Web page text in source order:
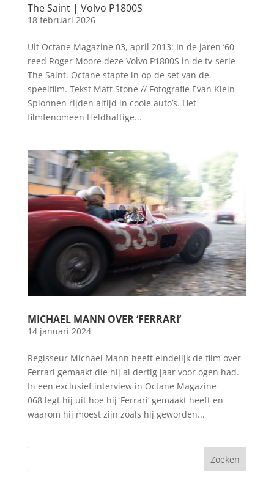
The Saint | Volvo P1800S
18 februari 2026
Uit Octane Magazine 03, april 2013: In de jaren ’60
reed Roger Moore deze Volvo P1800S in de tv-serie
The Saint. Octane stapte in op de set van de
speelfilm. Tekst Matt Stone // Fotografie Evan Klein
Spionnen rijden altijd in coole auto’s. Het
filmfenomeen Heldhaftige...
MICHAEL MANN OVER ‘FERRARI’
14 januari 2024
Regisseur Michael Mann heeft eindelijk de film over
Ferrari gemaakt die hij al dertig jaar voor ogen had.
In een exclusief interview in Octane Magazine
068 legt hij uit hoe hij ‘Ferrari’ gemaakt heeft en
waarom hij moest zijn zoals hij geworden...